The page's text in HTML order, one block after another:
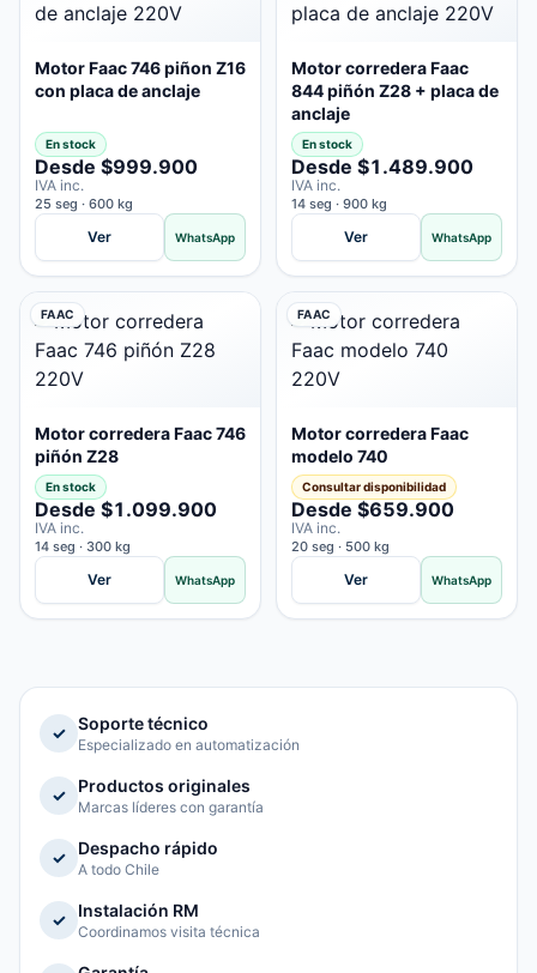
Motor Faac 746 piñon Z16
con placa de anclaje
En stock
Desde $999.900
IVA inc.
25 seg · 600 kg
Ver WhatsApp
Motor corredera Faac
844 piñón Z28 + placa de
anclaje
En stock
Desde $1.489.900
IVA inc.
14 seg · 900 kg
Ver WhatsApp
FAAC
Motor corredera Faac 746
piñón Z28
En stock
Desde $1.099.900
IVA inc.
14 seg · 300 kg
Ver WhatsApp
FAAC
Motor corredera Faac
modelo 740
Consultar disponibilidad
Desde $659.900
IVA inc.
20 seg · 500 kg
Ver WhatsApp
✓ Soporte técnico
Especializado en automatización
✓ Productos originales
Marcas líderes con garantía
✓ Despacho rápido
A todo Chile
✓ Instalación RM
Coordinamos visita técnica